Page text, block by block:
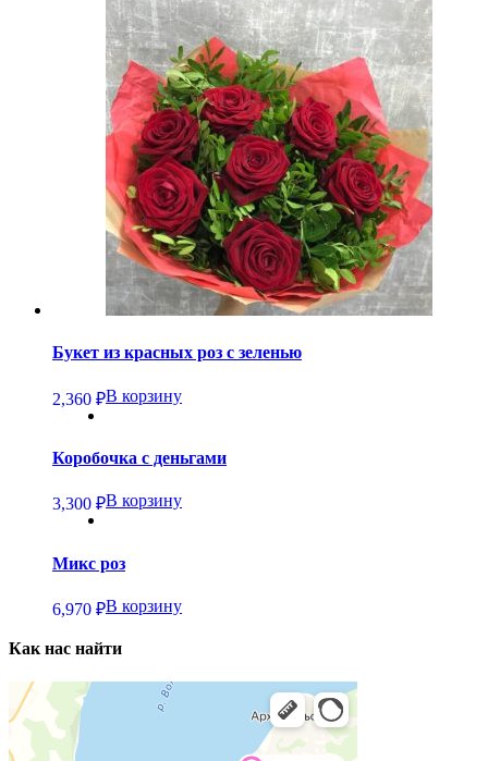
Букет из красных роз с зеленью
2,360 ₽В корзину
Коробочка с деньгами
3,300 ₽В корзину
Микс роз
6,970 ₽В корзину
Как нас найти